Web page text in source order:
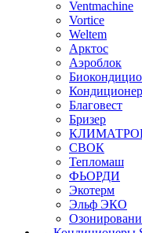
Ventmachine
Vortice
Weltem
Арктос
Аэроблок
Благовест
Бризер
СВОК
Тепломаш
ФЬОРДИ
Экотерм
Эльф ЭКО